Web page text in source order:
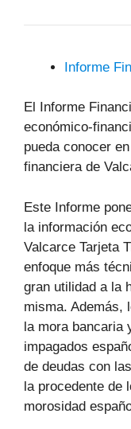
Informe
El Informe
económico-
pueda conocer
financiera de
Este Informe
la información
Valcarce Tarjeta
enfoque más
gran utilidad a la
misma. Además,
la mora bancaria
impagados
de deudas con
la procedente de
morosidad